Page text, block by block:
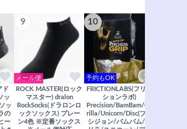
ド
ッ
ッ
の
ー
9
メール便
ROCK MASTER(ロック
マスター) dralon
RockSocks(ドラロンロ
ックソックス) プレー
ン4色 ※定番ソックス
10
予約もOK
FRICTIONLABS(フリク
ションラボ)
Precision/BamBam/Go
rilla/Unicorn/Disc(プレ
シジョン/バムバム/ゴ